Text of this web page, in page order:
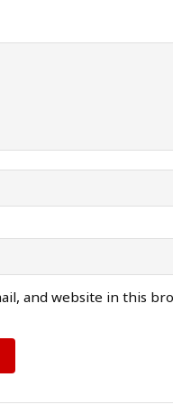
and website in this